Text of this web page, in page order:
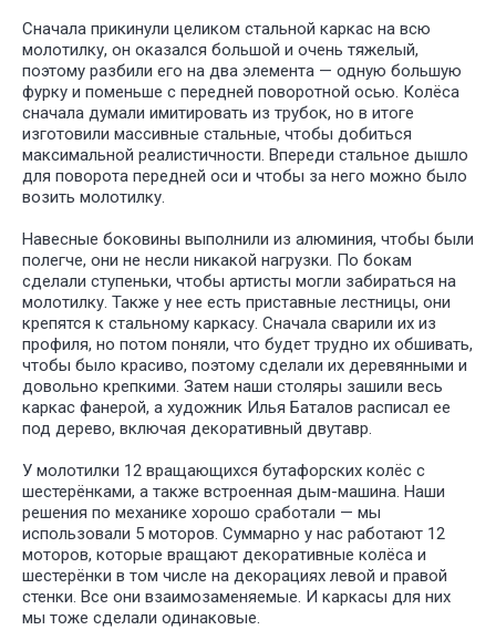
У НАС
ДЛЯ
И
Сначала прикинули целиком стальной каркас на всю
молотилку, он оказался большой и очень тяжелый,
поэтому разбили его на два элемента — одную большую
фурку и поменьше с передней поворотной осью. Колёса
сначала думали имитировать из трубок, но в итоге
изготовили массивные стальные, чтобы добиться
максимальной реалистичности. Впереди стальное дышло
для поворота передней оси и чтобы за него можно было
возить молотилку.
Навесные боковины выполнили из алюминия, чтобы были
полегче, они не несли никакой нагрузки. По бокам
сделали ступеньки, чтобы артисты могли забираться на
молотилку. Также у нее есть приставные лестницы, они
крепятся к стальному каркасу. Сначала сварили их из
профиля, но потом поняли, что будет трудно их обшивать,
чтобы было красиво, поэтому сделали их деревянными и
довольно крепкими. Затем наши столяры зашили весь
каркас фанерой, а художник Илья Баталов расписал ее
под дерево, включая декоративный двутавр.
У молотилки 12 вращающихся бутафорских колёс с
шестерёнками, а также встроенная дым-машина. Наши
решения по механике хорошо сработали — мы
использовали 5 моторов. Суммарно у нас работают 12
моторов, которые вращают декоративные колёса и
шестерёнки в том числе на декорациях левой и правой
стенки. Все они взаимозаменяемые. И каркасы для них
мы тоже сделали одинаковые.